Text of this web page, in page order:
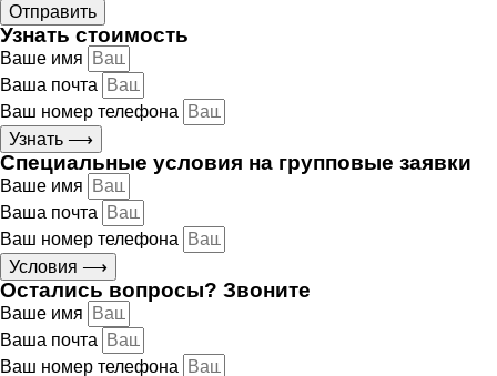
Отправить
Узнать стоимость
Ваше имя
Ваша почта
Ваш номер телефона
Узнать ⟶
Специальные условия на групповые заявки
Ваше имя
Ваша почта
Ваш номер телефона
Условия ⟶
Остались вопросы? Звоните
Ваше имя
Ваша почта
Ваш номер телефона